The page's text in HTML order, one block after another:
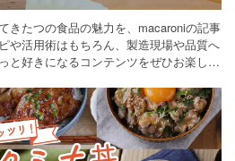
きたつの食品の魅力を、macaroniの記事
や活用術はもちろん、製造現場や品質へ
と好きになるコンテンツをぜひお楽しみ